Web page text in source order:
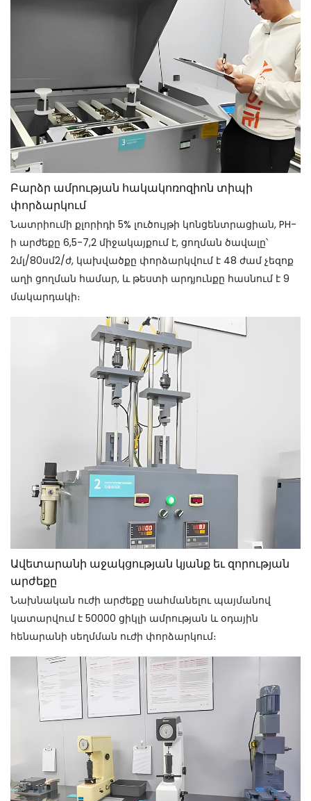
Բարձր ամրության հակակոռոզիոն տիպի
փորձարկում
Նատրիումի քլորիդի 5% լուծույթի կոնցենտրացիան, PH-
ի արժեքը 6,5-7,2 միջակայքում է, ցողման ծավալը՝
2մլ/80սմ2/ժ, կախվածքը փորձարկվում է 48 ժամ չեզոք
աղի ցողման համար, և թեստի արդյունքը հասնում է 9
մակարդակի։
Ավետարանի աջակցության կյանք եւ զորության
արժեքը
Նախնական ուժի արժեքը սահմանելու պայմանով
կատարվում է 50000 ցիկլի ամրության և օդային
հենարանի սեղմման ուժի փորձարկում։